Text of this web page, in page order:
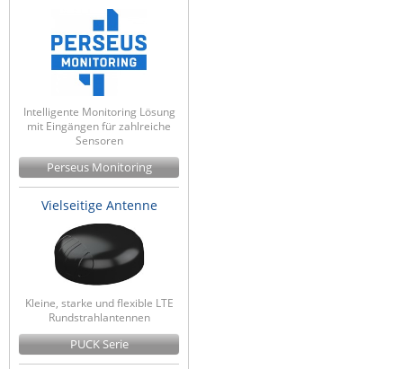
Intelligente Monitoring Lösung
mit Eingängen für zahlreiche
Sensoren
Perseus Monitoring
Vielseitige Antenne
Kleine, starke und flexible LTE
Rundstrahlantennen
PUCK Serie